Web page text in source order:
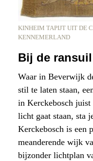
KINHEIM TAPIJT UIT DE
KENNEMERLAND
Bij de
Waar in Beverwijk
stil te laten staan,
in Kerckebosch
licht gaat staan, sta
Kerckebosch is een
meanderende wijk
bijzonder lichtplan